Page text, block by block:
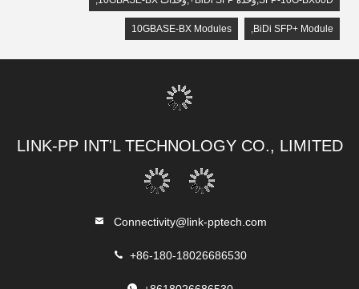
BiDi SFP+ Module
,
10GBASE-BX Modules
LINK-PP INT'L TECHNOLOGY CO., LIMITED
Connectivity@link-pptech.com
+86-180-18026686530